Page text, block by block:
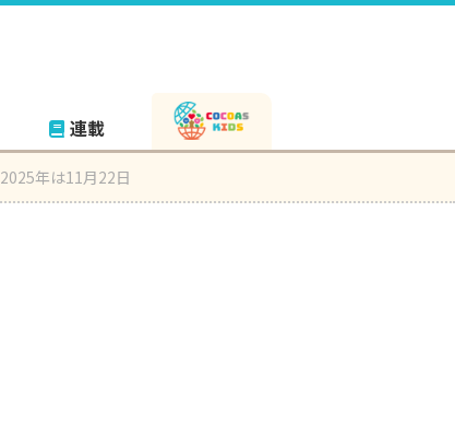
連載
年は11月22日